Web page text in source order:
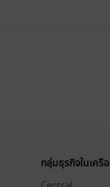
กลุ่มธุรกิจในเครือ